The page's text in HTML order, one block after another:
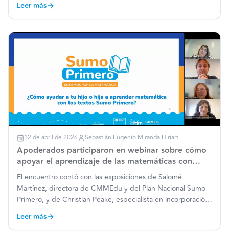
el Tercer Congreso de Educación y Pedagogía de la
Universidad…
Leer más
12 de abril de 2026 Sebastián Eugenio Miranda Hiriart
Apoderados participaron en webinar sobre cómo
apoyar el aprendizaje de las matemáticas con
Sumo Primero
El encuentro contó con las exposiciones de Salomé
Martínez, directora de CMMEdu y del Plan Nacional Sumo
Primero, y de Christian Peake, especialista en incorporación
ambos abordaron la importancia de las matemáticas en la
Leer más